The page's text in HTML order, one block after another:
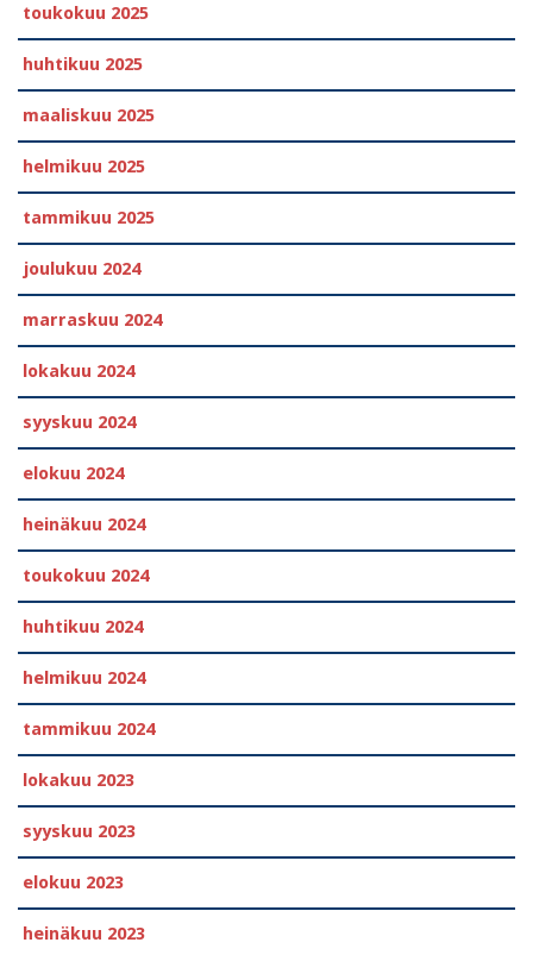
toukokuu 2025
huhtikuu 2025
maaliskuu 2025
helmikuu 2025
tammikuu 2025
joulukuu 2024
marraskuu 2024
lokakuu 2024
syyskuu 2024
elokuu 2024
heinäkuu 2024
toukokuu 2024
huhtikuu 2024
helmikuu 2024
tammikuu 2024
lokakuu 2023
syyskuu 2023
elokuu 2023
heinäkuu 2023